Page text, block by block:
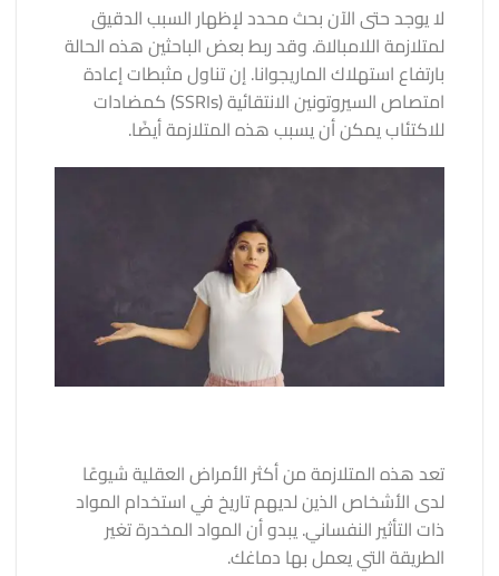
لا يوجد حتى الآن بحث محدد لإظهار السبب الدقيق
لمتلازمة اللامبالاة. وقد ربط بعض الباحثين هذه الحالة
بارتفاع استهلاك الماريجوانا. إن تناول مثبطات إعادة
امتصاص السيروتونين الانتقائية (SSRIs) كمضادات
للاكتئاب يمكن أن يسبب هذه المتلازمة أيضًا.
تعد هذه المتلازمة من أكثر الأمراض العقلية شيوعًا
لدى الأشخاص الذين لديهم تاريخ في استخدام المواد
ذات التأثير النفساني. يبدو أن المواد المخدرة تغير
الطريقة التي يعمل بها دماغك.